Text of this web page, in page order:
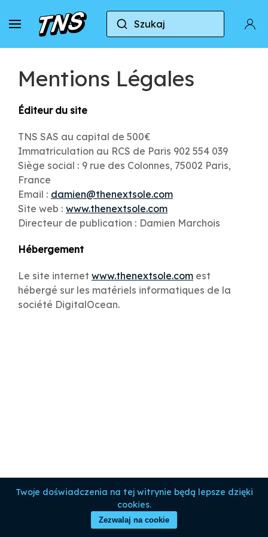
Twoje doświadczenia na tej witrynie będą lepsze dzięki
cookies.
Zezwalaj na cookie
Szukaj
Mentions Légales
Éditeur du site
TNS SAS au capital de 500€
Immatriculation au RCS de Paris 902 554 039
Siège social : 9 rue des Colonnes, 75002 Paris,
France
Email : damien@thenextsole.com
Site web : www.thenextsole.com
Directeur de publication : Damien Marchois
Hébergement
Le site internet www.thenextsole.com est
hébergé sur les matériels informatiques de la
société DigitalOcean.